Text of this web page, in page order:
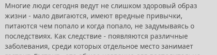
Многие люди сегодня ведут не слишком здоровый образ
жизни - мало двигаются, имеют вредные привычки,
питаются чем попало и когда попало, не задумываясь о
последствиях. Как следствие - появляются различные
заболевания, среди которых отдельное место занимает